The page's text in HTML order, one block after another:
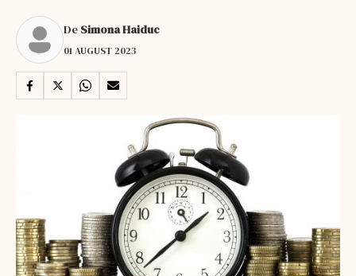
De Simona Haiduc
01 AUGUST 2023